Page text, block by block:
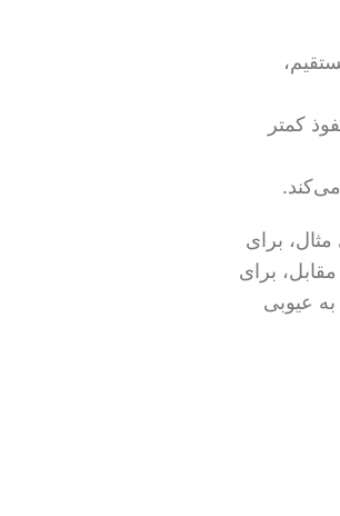
کمتر
برای
برای
عیوبی